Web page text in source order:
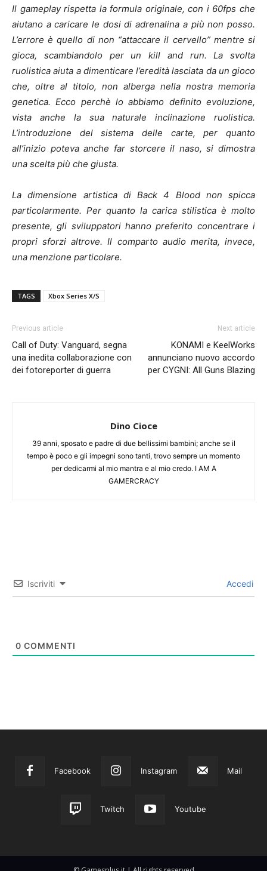
Il gameplay rispetta la formula originale, con i 60fps che
aiutano a caricare le dosi di adrenalina a più non posso.
L’errore è quello di non “attaccare il cervello” mentre si
gioca, scambiandolo per un kill and run. La svolta
ruolistica aiuta a dimenticare l’eredità lasciata da un gioco
che, oltre al titolo, non alberga nella nostra memoria
genetica. Ecco perchè lo abbiamo definito evoluzione,
vista anche la sua naturale inclinazione ruolistica.
L’introduzione del sistema delle carte, per quanto
all’inizio poteva anche far storcere il naso, si dimostra
una scelta più che giusta.
La dimensione artistica di Back 4 Blood non spicca
particolarmente. Per quanto la carica stilistica è molto
presente, gli sviluppatori hanno preferito concentrare i
propri sforzi altrove. Il comparto audio merita, invece,
una menzione particolare.
TAGS Xbox Series X/S
Previous article
Call of Duty: Vanguard, segna
una inedita collaborazione con
dei fotoreporter di guerra
Next article
KONAMI e KeelWorks
annunciano nuovo accordo
per CYGNI: All Guns Blazing
Dino Cioce
39 anni, sposato e padre di due bellissimi bambini; anche se il
tempo è poco e gli impegni sono tanti, trovo sempre un momento
per dedicarmi al mio mantra e al mio credo. I AM A
GAMERCRACY
Iscriviti Accedi
0 COMMENTI
Facebook Instagram Mail
Twitch Youtube